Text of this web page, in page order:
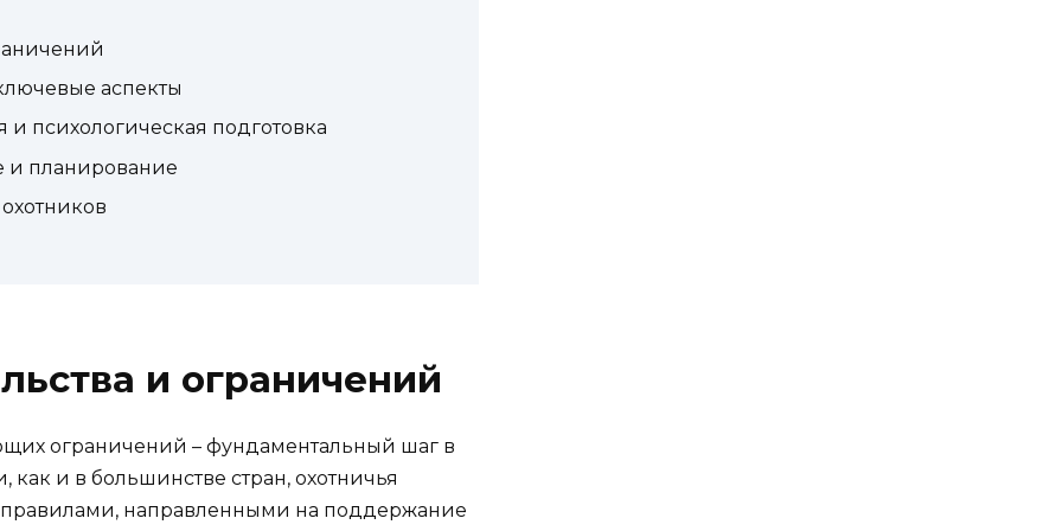
аспекты
и психологическая подготовка
и планирование
и ограничений
ограничений – фундаментальный шаг в
как и в большинстве стран, охотничья
правилами, направленными на поддержание